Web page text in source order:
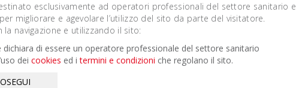
esclusivamente ad operatori professionali del settore sanitario e
migliorare e agevolare l’utilizzo del sito da parte del visitatore.
la navigazione e utilizzando il sito:
dichiara di essere un operatore professionale del settore sanitario
dei cookies ed itermini e condizioni che regolano il sito.